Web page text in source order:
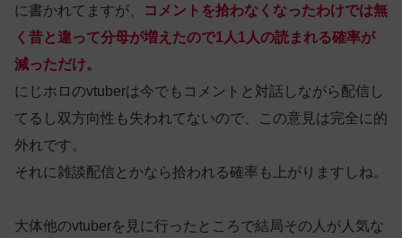
に書かれてますが、
コメントを拾わなくなったわけでは無
く昔と違って分母が増えたので1人1人の読まれる確率が
減っただけ。
にじホロのvtuberは今でもコメントと対話しながら配信し
てるし双方向性も失われてないので、この意見は完全に的
外れです。
それに雑談配信とかなら拾われる確率も上がりますしね。
大体他のvtuberを見に行ったところで結局その人が人気な